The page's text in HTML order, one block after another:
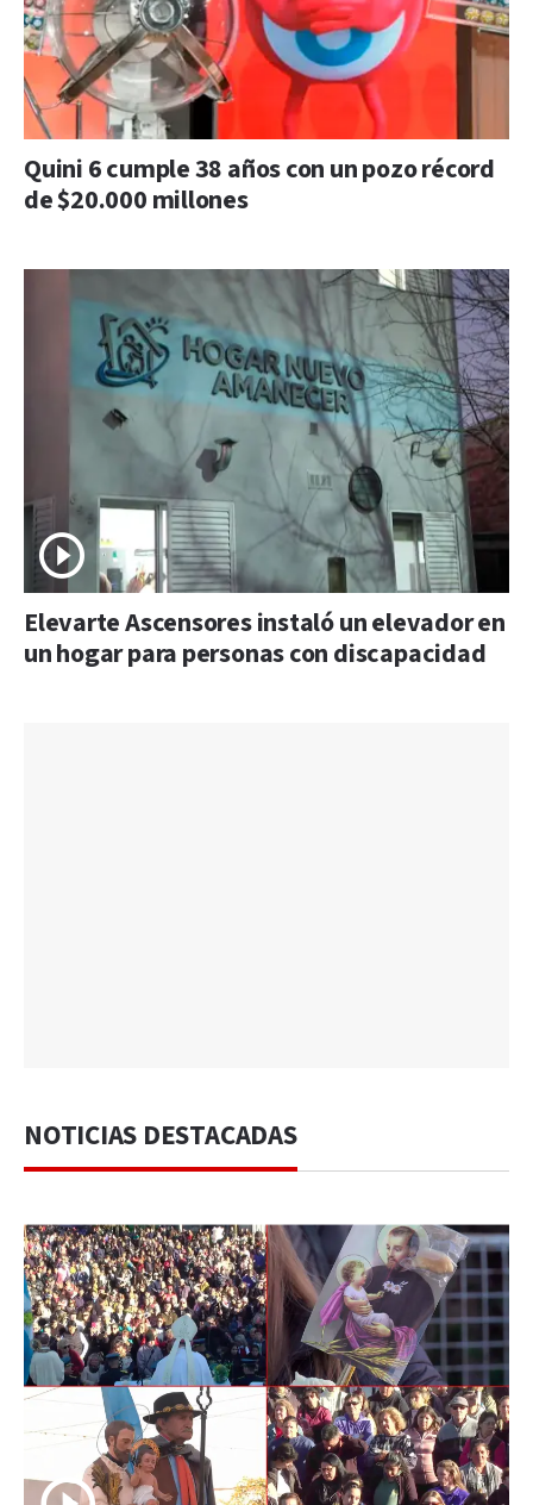
Quini 6 cumple 38 años con un pozo récord
de $20.000 millones
Elevarte Ascensores instaló un elevador en
un hogar para personas con discapacidad
NOTICIAS DESTACADAS